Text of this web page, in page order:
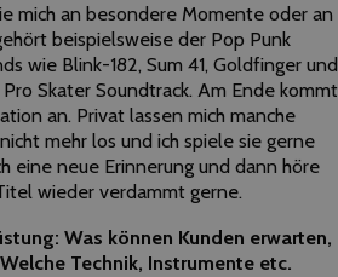
mich an besondere Momente oder an
beispielsweise der Pop Punk
wie Blink-182, Sum 41, Goldfinger und
Skater Soundtrack. Am Ende kommt
an. Privat lassen mich manche
mehr los und ich spiele sie gerne
eine neue Erinnerung und dann höre
wieder verdammt gerne.
Was können Kunden erwarten,
Technik, Instrumente etc.